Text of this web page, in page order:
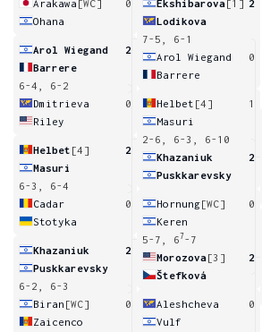
Arakawa [WC]
0
Ohana
Arol Wiegand
2
Barrere
6-4, 6-2
Dmitrieva
0
Riley
Helbet [4]
2
Masuri
6-3, 6-4
Cadar
0
Stotyka
Khazaniuk
2
Puskkarevsky
6-2, 6-3
Biran [WC]
0
Zaicenco
Ekshibarova[1] 2
Lodikova
7-5, 6-1
Arol Wiegand
0
Barrere
Helbet [4]
1
Masuri
2-6, 6-3, 6-10
Khazaniuk
2
Puskkarevsky
Hornung[WC]
0
Keren
5-7, 67-7
Morozova[3]
2
Štefková
Aleshcheva
0
Vulf